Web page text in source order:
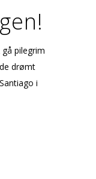
pilegrim
drømt
i